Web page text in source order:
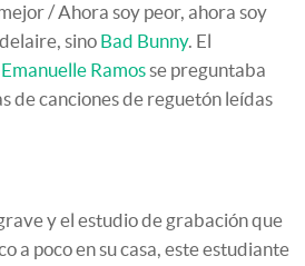
/ Ahora soy peor, ahora soy
sino Bad Bunny. El
Ramosse preguntaba
de canciones de reguetón leídas
y el estudio de grabación que
a poco en su casa, este estudiante